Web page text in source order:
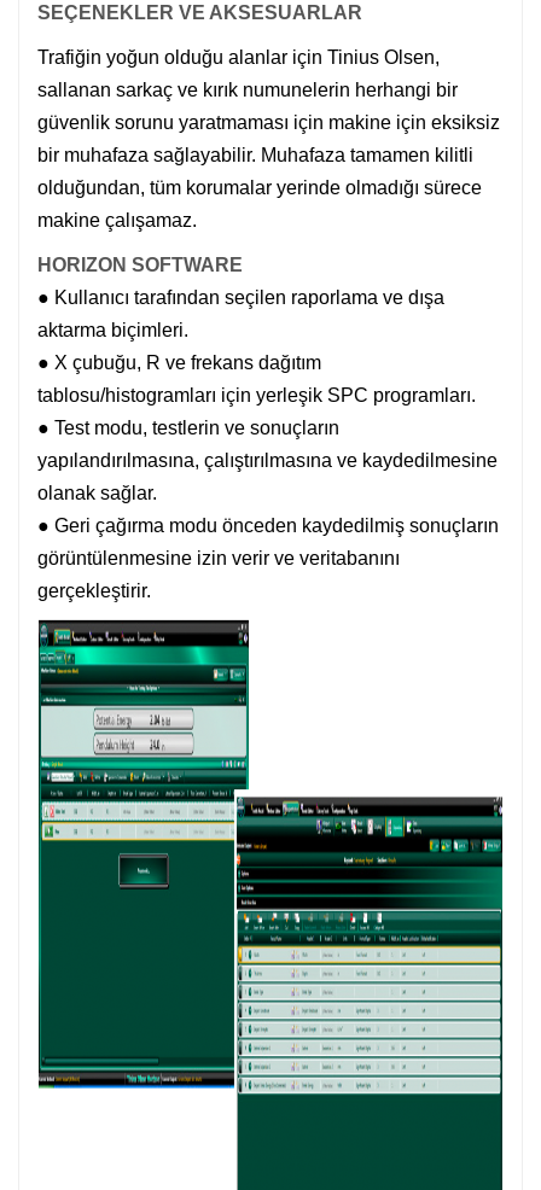
SEÇENEKLER VE AKSESUARLAR
Trafiğin yoğun olduğu alanlar için Tinius Olsen,
sallanan sarkaç ve kırık numunelerin herhangi bir
güvenlik sorunu yaratmaması için makine için eksiksiz
bir muhafaza sağlayabilir. Muhafaza tamamen kilitli
olduğundan, tüm korumalar yerinde olmadığı sürece
makine çalışamaz.
HORIZON SOFTWARE
● Kullanıcı tarafından seçilen raporlama ve dışa
aktarma biçimleri.
● X çubuğu, R ve frekans dağıtım
tablosu/histogramları için yerleşik SPC programları.
● Test modu, testlerin ve sonuçların
yapılandırılmasına, çalıştırılmasına ve kaydedilmesine
olanak sağlar.
● Geri çağırma modu önceden kaydedilmiş sonuçların
görüntülenmesine izin verir ve veritabanını
gerçekleştirir.